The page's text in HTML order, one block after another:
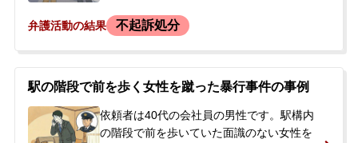
殴るなどの暴行を加えてしまいました。そ
疑で逮捕されました。逮捕の連絡を受けた
依頼者の父母が、状況の確認と今後の対応
について相談するため、当事務所に連絡し
ました。
弁護活動の結果 不起訴処分
駅の階段で前を歩く女性を蹴った暴行事件の事例
依頼者は40代の会社員の男性です。駅構内
の階段で前を歩いていた面識のない女性を